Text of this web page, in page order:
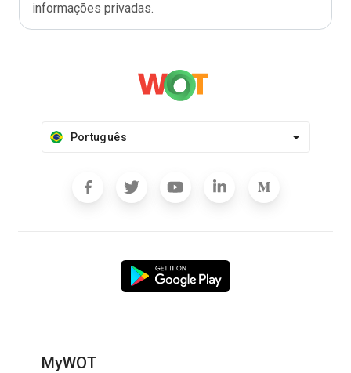
informações privadas.
Português
MyWOT